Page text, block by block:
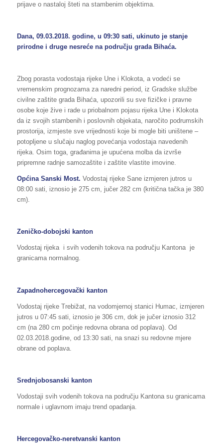
prijave o nastaloj šteti na stambenim objektima.
Dana, 09.03.2018. godine, u 09:30 sati, ukinuto je stanje
prirodne i druge nesreće na području grada Bihaća.
Zbog porasta vodostaja rijeke Une i Klokota, a vodeći se
vremenskim prognozama za naredni period, iz Gradske službe
civilne zaštite grada Bihaća, upozorili su sve fizičke i pravne
osobe koje žive i rade u priobalnom pojasu rijeka Une i Klokota
da iz svojih stambenih i poslovnih objekata, naročito podrumskih
prostorija, izmjeste sve vrijednosti koje bi mogle biti uništene –
potopljene u slučaju naglog povećanja vodostaja navedenih
rijeka. Osim toga, građanima je upućena molba da izvrše
pripremne radnje samozaštite i zaštite vlastite imovine.
Općina Sanski Most. Vodostaj rijeke Sane izmjeren jutros u
08:00 sati, iznosio je 275 cm, jučer 282 cm (kritična tačka je 380
cm).
Zeničko-dobojski kanton
Vodostaj rijeka i svih vodenih tokova na području Kantona je
granicama normalnog.
Zapadnohercegovački kanton
Vodostaj rijeke Trebižat, na vodomjernoj stanici Humac, izmjeren
jutros u 07:45 sati, iznosio je 306 cm, dok je jučer iznosio 312
cm (na 280 cm počinje redovna obrana od poplava). Od
02.03.2018.godine, od 13:30 sati, na snazi su redovne mjere
obrane od poplava.
Srednjobosanski kanton
Vodostaji svih vodenih tokova na području Kantona su granicama
normale i uglavnom imaju trend opadanja.
Hercegovačko-neretvanski kanton